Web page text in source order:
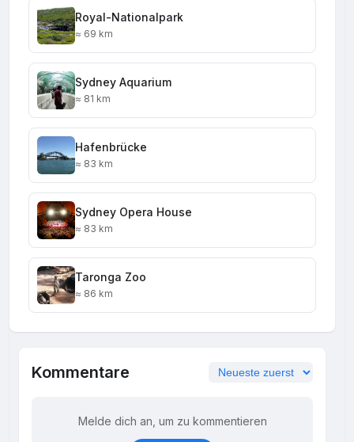
Royal-Nationalpark
≈ 69 km
Sydney Aquarium
≈ 81 km
Hafenbrücke
≈ 83 km
Sydney Opera House
≈ 83 km
Taronga Zoo
≈ 86 km
Kommentare
Melde dich an, um zu kommentieren